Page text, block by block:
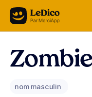
Aller au contenu
nom masculin